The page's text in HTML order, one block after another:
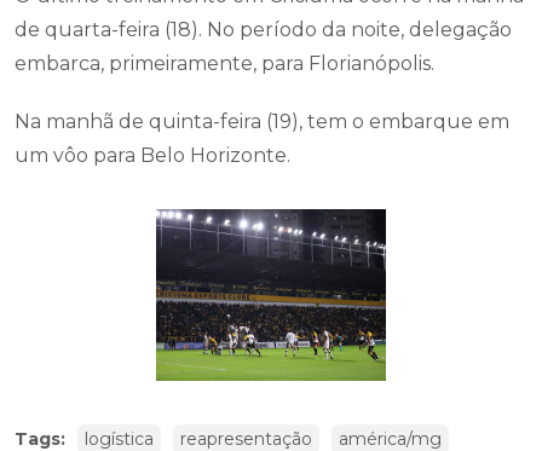
de quarta-feira (18). No período da noite, delegação
embarca, primeiramente, para Florianópolis.
Na manhã de quinta-feira (19), tem o embarque em
um vôo para Belo Horizonte.
Tags: logística reapresentação américa/mg